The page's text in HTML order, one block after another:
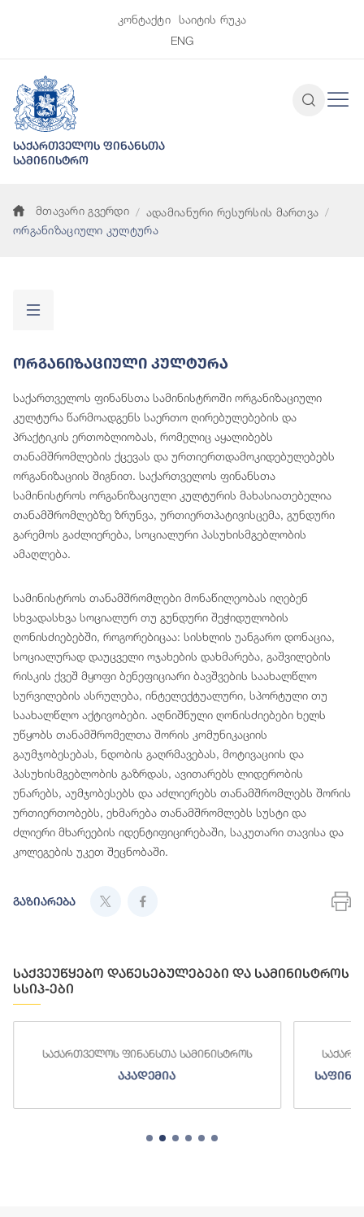
კონტაქტი
საიტის რუკა
ENG
საქართველოს ფინანსთა
სამინისტრო
მთავარი გვერდი
ადამიანური რესურსის მართვა
ორგანიზაციული კულტურა
Ორგანიზაციული Კულტურა
საქართველოს ფინანსთა სამინისტროში ორგანიზაციული
კულტურა წარმოადგენს საერთო ღირებულებების და
პრაქტიკის ერთობლიობას, რომელიც აყალიბებს
თანამშრომლების ქცევას და ურთიერთდამოკიდებულებებს
ორგანიზაციის შიგნით. საქართველოს ფინანსთა
სამინისტროს ორგანიზაციული კულტურის მახასიათებელია
თანამშრომლებზე ზრუნვა, ურთიერთპატივისცემა, გუნდური
გარემოს გაძლიერება, სოციალური პასუხისმგებლობის
ამაღლება.
სამინისტროს თანამშრომლები მონაწილეობას იღებენ
სხვადასხვა სოციალურ თუ გუნდური შეჭიდულობის
ღონისძიებებში, როგორებიცაა: სისხლის უანგარო დონაცია,
სოციალურად დაუცველი ოჯახების დახმარება, გაშვილების
რისკის ქვეშ მყოფი ბენეფიციარი ბავშვების საახალწლო
სურვილების ასრულება, ინტელექტუალური, სპორტული თუ
საახალწლო აქტივობები. აღნიშნული ღონისძიებები ხელს
უწყობს თანამშრომელთა შორის კომუნიკაციის
გაუმჯობესებას, ნდობის გაღრმავებას, მოტივაციის და
პასუხისმგებლობის გაზრდას, ავითარებს ლიდერობის
უნარებს, აუმჯობესებს და აძლიერებს თანამშრომლებს შორის
ურთიერთობებს, ეხმარება თანამშრომლებს სუსტი და
ძლიერი მხარეების იდენტიფიცირებაში, საკუთარი თავისა და
კოლეგების უკეთ შეცნობაში.
გაზიარება
საქვეუწყებო დაწესებულებები და სამინისტროს
სსიპ-ები
საქართველოს ფინანსთა სამინისტროს
აკადემია